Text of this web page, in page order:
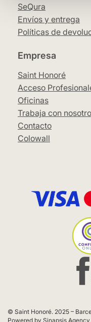
© Saint Honoré. 2025 –
Powered by Sinapsis Agency
SeQura
Envíos y entrega
Políticas de
Empresa
Saint Honoré
Acceso
Oficinas
Trabaja con
Contacto
Colowall